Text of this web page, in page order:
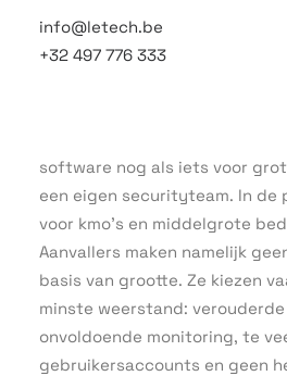
info@letech.be
+32 497 776 333
maar ook echt helpt om
te reageren en uw
software nog als iets voor
een eigen securityteam. In de
voor kmo’s en middelgrote
Aanvallers maken namelijk
basis van grootte. Ze kiezen
minste weerstand:
onvoldoende monitoring, te
gebruikersaccounts en geen